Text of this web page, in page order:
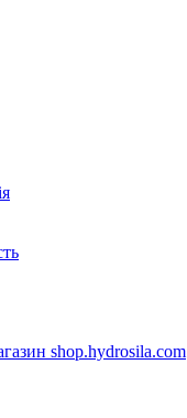
shop.hydrosila.com